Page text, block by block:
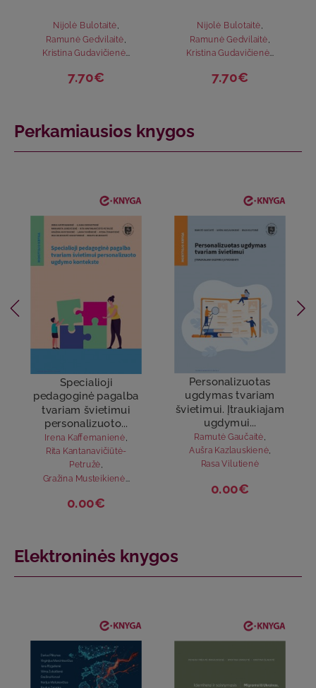
Nijolė Bulotaitė,
Ramunė Gedvilaitė
Kristina Gudavičienė
7.70€
Nijolė Bulotaitė,
Ramunė Gedvilaitė
Kristina Gudavičienė
7.70€
Perkamiausios knygos
Specialioji
pedagoginė pagalba
tvariam švietimui
personalizuoto...
Irena Kaffemanienė,
Rita Kantanavičiūtė-
Petružė,
Gražina Musteikienė
0.00€
Personalizuotas
ugdymas tvariam
švietimui. Įtraukiajam
ugdymui...
Ramutė Gaučaitė,
Aušra Kazlauskienė,
Rasa Vilutienė
0.00€
Elektroninės knygos